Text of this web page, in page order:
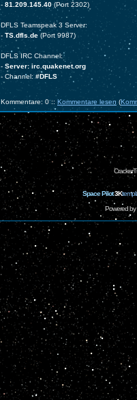
- 81.209.145.40(Port 2302)
DFLS Teamspeak 3 Server:
- TS.dfls.de (Port 9987)
DFLS IRC Channel:
- Server: irc.quakenet.org
- Channel:#DFLS
Kommentare: 0 :: Kommentare lesen (
Space Pilot3K
Powered by